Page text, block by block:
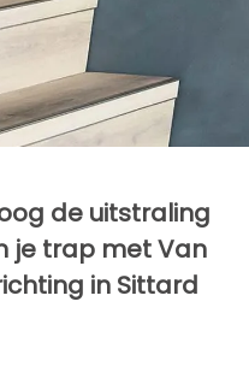
de uitstraling
je trap met Van
in Sittard